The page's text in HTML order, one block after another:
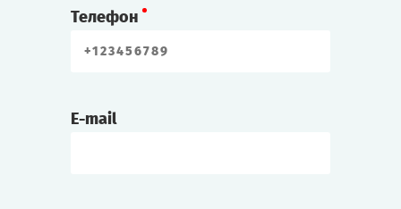
Телефон
E-mail